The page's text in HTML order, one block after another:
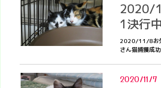
2020/
1決行
2020/11/8お
さん猫捕獲成
2020/11/7